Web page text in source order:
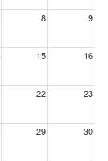
8 9
15 16
22 23
29 30